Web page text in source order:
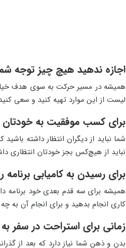
اجازه ندهید هیچ چیز توجه
همیشه در مسیر حرکت به سوی هدف خیلی
لیست از این موارد تهیه کنید و سعی
برای کسب موفقیت به
شما نباید از دیگران انتظار داشته
نباید از هیچ‌کس بجز خودتان انتظاری
برای رسیدن به کامیابی برنامه
همیشه برای سه قدم بعدی خود برنامه
کاری انجام بدهید و برای انجام آن به
زمانی برای استراحت در سفر
بدن و ذهن شما نیاز دارد که بعد از